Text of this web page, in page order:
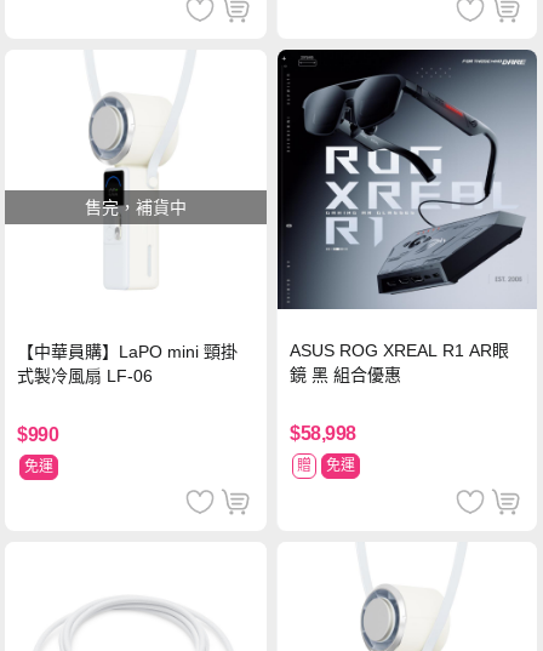
售完，補貨中
【中華員購】LaPO mini 頸掛
式製冷風扇 LF-06
$990
免運
ASUS ROG XREAL R1 AR眼
鏡 黑 組合優惠
$58,998
贈 免運